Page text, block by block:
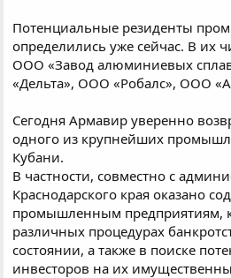
Потенциальные резиденты
определились уже сейчас. В их
ООО «Завод алюминиевых
«Дельта», ООО «Робалс», ООО
Сегодня Армавир уверенно
одного из крупнейших
Кубани.
В частности, совместно с
Краснодарского края оказано
промышленным предприятиям,
различных процедурах
состоянии, а также в поиске
инвесторов на их